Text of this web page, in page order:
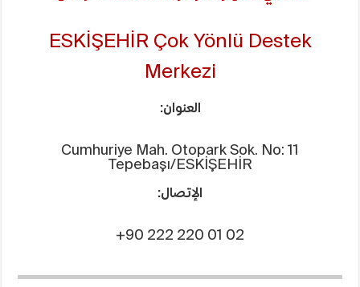
ESKİŞEHİR Çok Yönlü Destek
Merkezi
العنوان:
Cumhuriye Mah. Otopark Sok. No: 11
Tepebaşı/ESKİŞEHİR
الإتصال:
+90 222 220 01 02